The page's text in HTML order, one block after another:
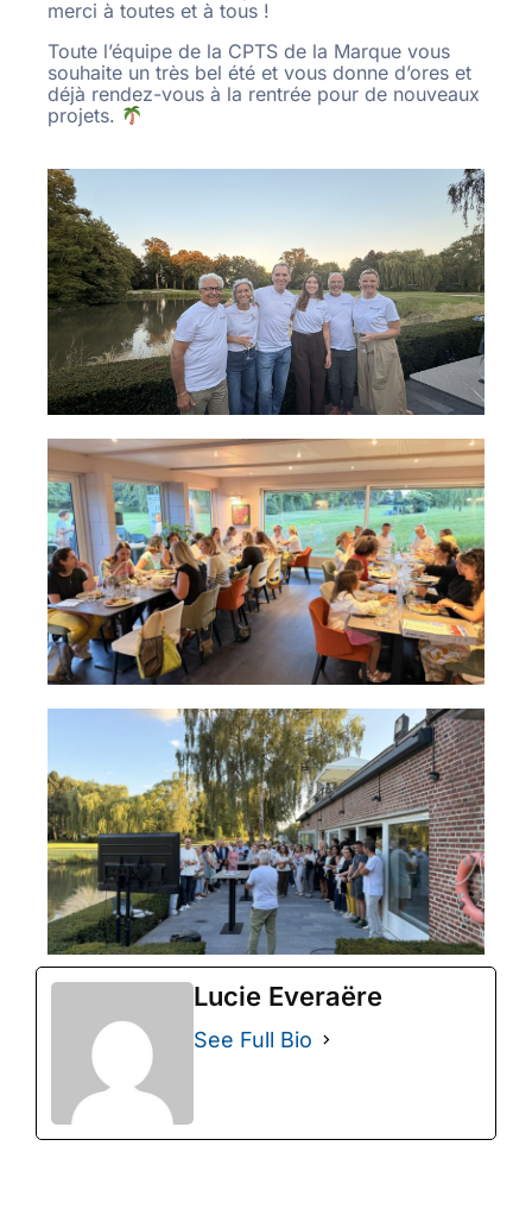
merci à toutes et à tous !
Toute l’équipe de la CPTS de la Marque vous
souhaite un très bel été et vous donne d’ores et
déjà rendez-vous à la rentrée pour de nouveaux
projets.
Lucie Everaëre
See Full Bio